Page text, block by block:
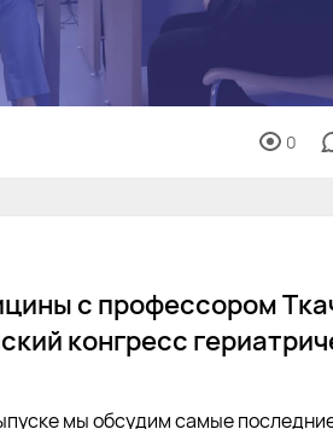
0
с профессором
конгресс
мы обсудим самые